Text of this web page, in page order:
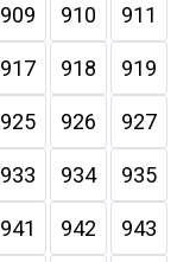
909 910 911
917 918 919
925 926 927
933 934 935
941 942 943